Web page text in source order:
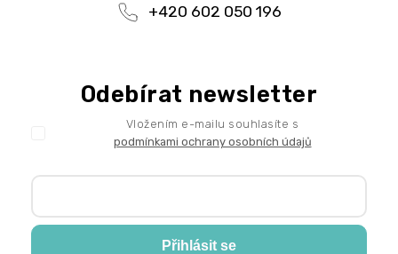
+420 602 050 196
Odebírat newsletter
Vložením e-mailu souhlasíte s
podmínkami ochrany osobních údajů
Přihlásit se